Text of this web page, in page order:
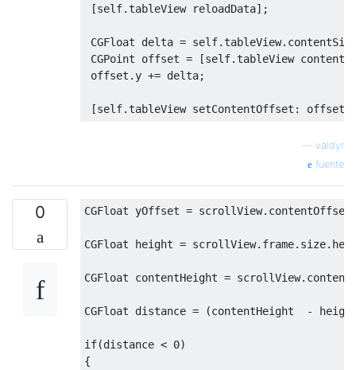
[self.tableView reloadData];
CGFloat delta = self.tableView.
CGPoint offset = [self.tableView
offset . y += delta;
[self.tableView setContentOffset : offset
valdyr
fuente
0 CGFloat yOffset = scrollView. contentOffset
CGFloat height = scrollView. frame. size.
CGFloat contentHeight = scrollView.
CGFloat distance = (contentHeight -
if(distance < 0)
{